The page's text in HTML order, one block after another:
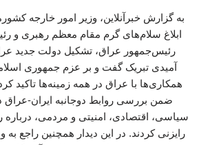
به گزارش خبرآنلاین، وزیر امور خارجه
ابلاغ سلام‌های گرم مقام معظم رهبری و
رئیس‌جمهور عراق، تشکیل دولت جدید
آمیدی تبریک گفت و بر عزم جمهوری
همکاری‌ها با عراق در همه زمینه‌ها تاکید
ضمن بررسی روابط دوجانبه ایران-عراق
سیاسی، اقتصادی، امنیتی و مردمی،
رایزنی کردند. در این دیدار همچنین راجع